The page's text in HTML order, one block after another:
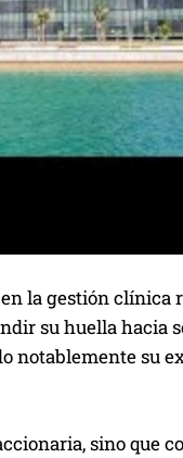
la gestión clínica
su huella hacia
notablemente su
sino que